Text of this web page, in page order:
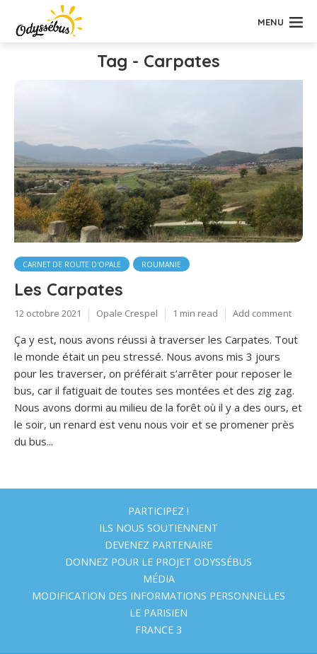
MENU
Tag - Carpates
CARNET DE ROUTE D'OPALE ROUMANIE
Les Carpates
12 octobre 2021 Opale Crespel 1 min read Add comment
Ça y est, nous avons réussi à traverser les Carpates. Tout
le monde était un peu stressé. Nous avons mis 3 jours
pour les traverser, on préférait s’arrêter pour reposer le
bus, car il fatiguait de toutes ses montées et des zig zag.
Nous avons dormi au milieu de la forêt où il y a des ours, et
le soir, un renard est venu nous voir et se promener près
du bus...
PARTICIPEZ !
ILS NOUS SOUTIENNENT
DEVENEZ PARTENAIRE
DONNEZ POUR LE PROJET ODYSSÉBUS
MÉDIA
MODIFICATION DES INFORMATIONS PERSONNELLES
LE PARISIEN
FRANCE 3